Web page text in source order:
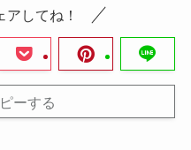
アしてね！
ーする